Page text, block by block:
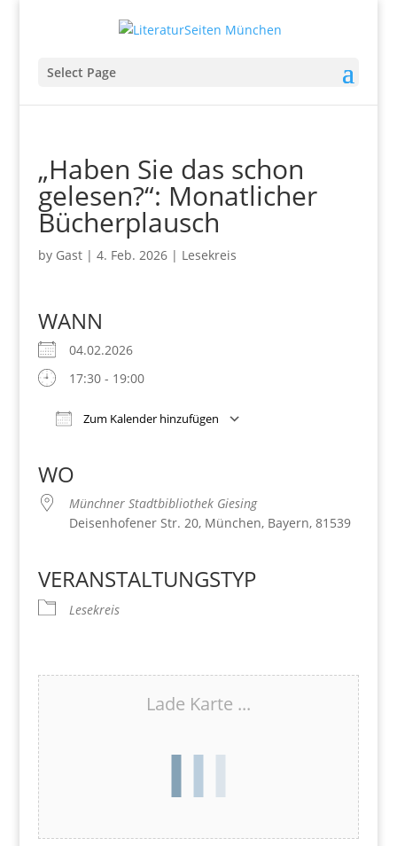
Select Page
„Haben Sie das schon
gelesen?“: Monatlicher
Bücherplausch
by Gast| 4. Feb. 2026| Lesekreis
WANN
04.02.2026
17:30 - 19:00
Zum Kalender hinzufügen
WO
Münchner Stadtbibliothek Giesing
Deisenhofener Str. 20, München, Bayern, 81539
VERANSTALTUNGSTYP
Lesekreis
Lade Karte ...